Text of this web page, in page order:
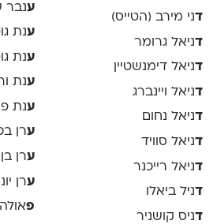
דני מירב (הטייס)
דניאל גרומר
דניאל דימנשטיין
דניאל ויינברג
דניאל נחום
דניאל סוויד
דניאל רייכנר
דניל ביאלו
דניס קושניר
ענבר
ענת
ענת
ענת
ענת
ערן
ערן
ערן
פ